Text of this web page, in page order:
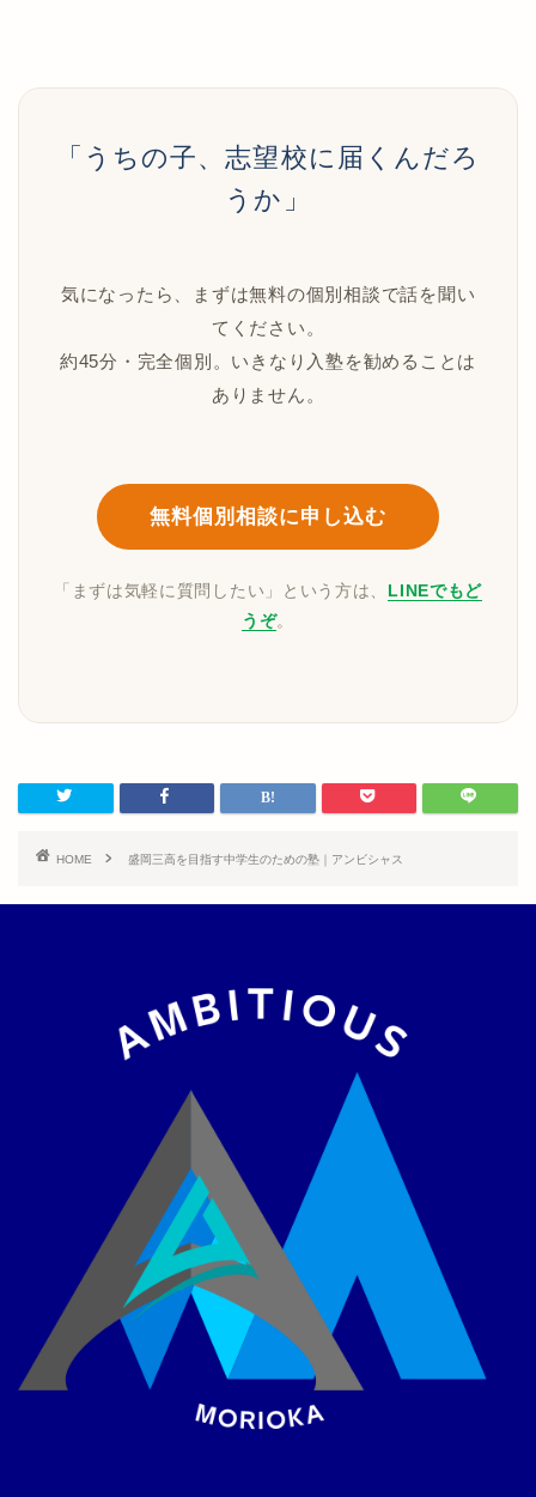
「うちの子、志望校に届くんだろ
うか」
気になったら、まずは無料の個別相談で話を聞い
てください。
約45分・完全個別。いきなり入塾を勧めることは
ありません。
無料個別相談に申し込む
「まずは気軽に質問したい」という方は、 LINEでもど
うぞ。
HOME 盛岡三高を目指す中学生のための塾｜アンビシャス